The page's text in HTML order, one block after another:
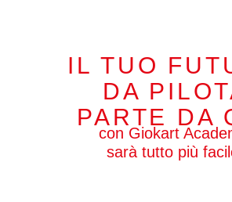
Per approfondire vai alla pagina del sito
IL TUO
DA
PARTE DA
con Giokart
sarà tutto più